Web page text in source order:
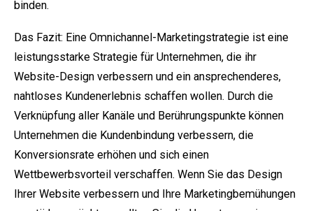
binden.
Das Fazit: Eine Omnichannel-Marketingstrategie ist eine
leistungsstarke Strategie für Unternehmen, die ihr
Website-Design verbessern und ein ansprechenderes,
nahtloses Kundenerlebnis schaffen wollen. Durch die
Verknüpfung aller Kanäle und Berührungspunkte können
Unternehmen die Kundenbindung verbessern, die
Konversionsrate erhöhen und sich einen
Wettbewerbsvorteil verschaffen. Wenn Sie das Design
Ihrer Website verbessern und Ihre Marketingbemühungen